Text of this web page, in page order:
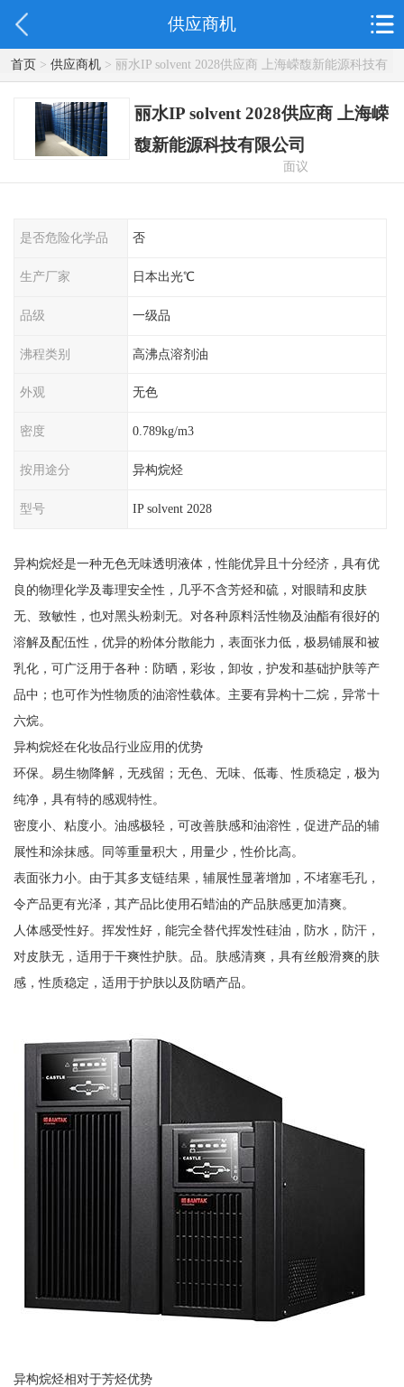
供应商机
首页> 供应商机> 丽水IP solvent 2028供应商 上海嵘馥新能源科技有
限公司
丽水IP solvent 2028供应商 上海嵘
馥新能源科技有限公司
面议
是否危险化学品 否
生产厂家 日本出光℃
品级 一级品
沸程类别 高沸点溶剂油
外观 无色
密度 0.789kg/m3
按用途分 异构烷烃
型号 IP solvent 2028
异构烷烃是一种无色无味透明液体，性能优异且十分经济，具有优
良的物理化学及毒理安全性，几乎不含芳烃和硫，对眼睛和皮肤
无、致敏性，也对黑头粉刺无。对各种原料活性物及油酯有很好的
溶解及配伍性，优异的粉体分散能力，表面张力低，极易铺展和被
乳化，可广泛用于各种：防晒，彩妆，卸妆，护发和基础护肤等产
品中；也可作为性物质的油溶性载体。主要有异构十二烷，异常十
六烷。
异构烷烃在化妆品行业应用的优势
环保。易生物降解，无残留；无色、无味、低毒、性质稳定，极为
纯净，具有特的感观特性。
密度小、粘度小。油感极轻，可改善肤感和油溶性，促进产品的辅
展性和涂抹感。同等重量积大，用量少，性价比高。
表面张力小。由于其多支链结果，辅展性显著增加，不堵塞毛孔，
令产品更有光泽，其产品比使用石蜡油的产品肤感更加清爽。
人体感受性好。挥发性好，能完全替代挥发性硅油，防水，防汗，
对皮肤无，适用于干爽性护肤。品。肤感清爽，具有丝般滑爽的肤
感，性质稳定，适用于护肤以及防晒产品。
异构烷烃相对于芳烃优势